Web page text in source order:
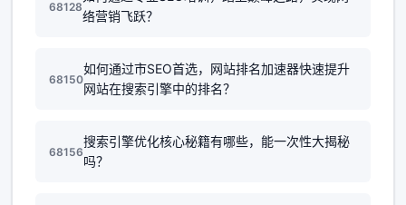
68128
络营销飞跃？
68150
如何通过市SEO首选，网站排名加速器快速提升
网站在搜索引擎中的排名？
68156
搜索引擎优化核心秘籍有哪些，能一次性大揭秘
吗？